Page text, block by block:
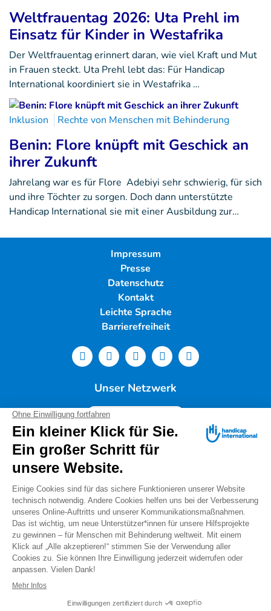
Weltfrauentag 2026: Uta Prehl im
Einsatz für Kinder in Westafrika
Der Weltfrauentag erinnert daran, wie viel Kraft und Mut
in Frauen steckt. Uta Prehl lebt das: Für Handicap
International koordiniert sie in Westafrika …
Inklusion Rechte von Menschen mit Behinderung
Benin: Flore knüpft mit Geschick an
ihrer Zukunft
Jahrelang war es für Flore Adebiyi sehr schwierig, für sich
und ihre Töchter zu sorgen. Doch dann unterstützte
Handicap International sie mit einer Ausbildung zur…
Impressum
Presse
Datenschutz
Kontakt
Leichte Sprache
Barrierefreiheit
Unser Netzwerk
Deutschland
Handicap International e.V. | Lindwurmstr. 101 | 80337
München |
Tel.: 089/54 76 06 0 |
Spendenservice: Tel.: 089/54 76 06 17 (Mo-Do 9:00 –
14:00 Uhr) Ispenden@deutschland.hi.org
Handicap International e.V. ist beim Finanzamt
München als gemeinnützig und mildtätig anerkannt.
Spenden können steuerlich geltend gemacht werden.
IBAN: DE56 3702 0500 0008 8172 00